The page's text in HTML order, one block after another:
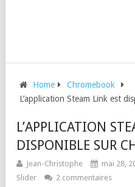
Home
Chromebook
L’application Steam Link est
L’APPLICATION
DISPONIBLE SUR
Jean-Christophe mai 28,
Slider
2 commentaires